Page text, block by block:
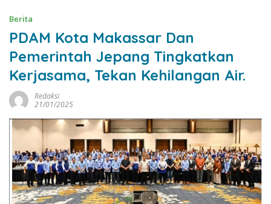
Berita
PDAM Kota Makassar Dan
Pemerintah Jepang Tingkatkan
Kerjasama, Tekan Kehilangan Air.
Redaksi
21/01/2025